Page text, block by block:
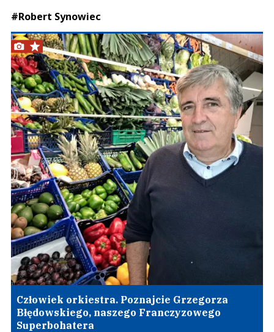
#Robert Synowiec
Człowiek orkiestra. Poznajcie Grzegorza
Błędowskiego, naszego Franczyzowego
Superbohatera